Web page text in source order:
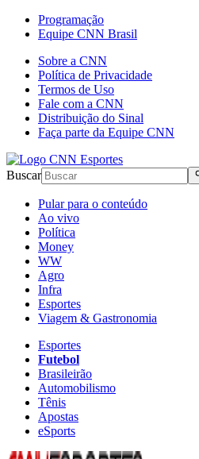
Programação
Equipe CNN Brasil
Sobre a CNN
Política de Privacidade
Termos de Uso
Fale com a CNN
Distribuição do Sinal
Faça parte da Equipe CNN
Buscar
Pular para o conteúdo
Ao vivo
Política
Money
WW
Agro
Infra
Esportes
Viagem & Gastronomia
Esportes
Futebol
Brasileirão
Automobilismo
Tênis
Apostas
eSports